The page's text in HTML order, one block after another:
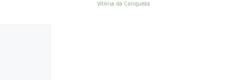
Vitória da Conquista